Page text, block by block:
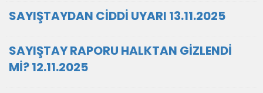
SAYIŞTAYDAN CİDDİ UYARI 13.11.2025
SAYIŞTAY RAPORU HALKTAN GİZLENDİ
Mİ? 12.11.2025